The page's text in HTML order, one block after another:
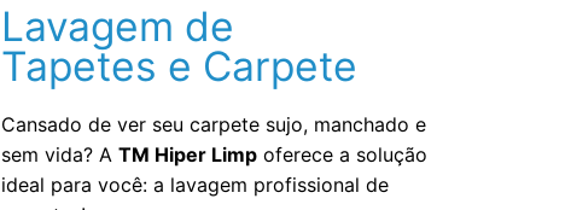
Lavagem de
Tapetes e Carpete
Cansado de ver seu carpete sujo, manchado e
sem vida? A TM Hiper Limpoferece a solução
ideal para você: a lavagem profissional de